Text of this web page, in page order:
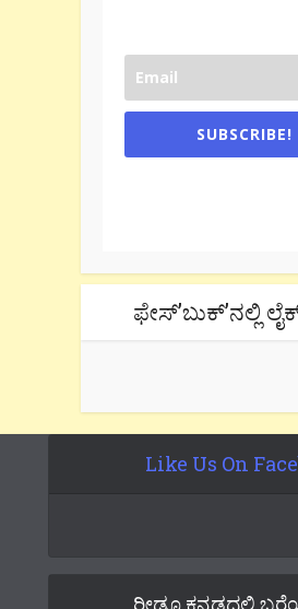
SUBSCRIBE!
ಫೇಸ್’ಬುಕ್’ನಲ್ಲಿ
Like Us On
ರೀಡೂ ಕನ್ನಡದಲ್ಲಿ